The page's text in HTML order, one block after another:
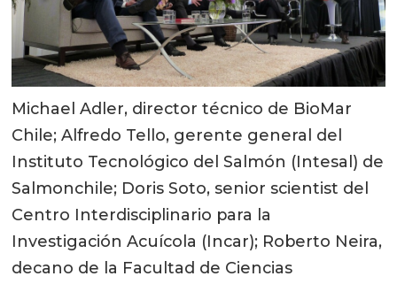
Michael Adler, director técnico de BioMar
Chile; Alfredo Tello, gerente general del
Instituto Tecnológico del Salmón (Intesal) de
Salmonchile; Doris Soto, senior scientist del
Centro Interdisciplinario para la
Investigación Acuícola (Incar); Roberto Neira,
decano de la Facultad de Ciencias